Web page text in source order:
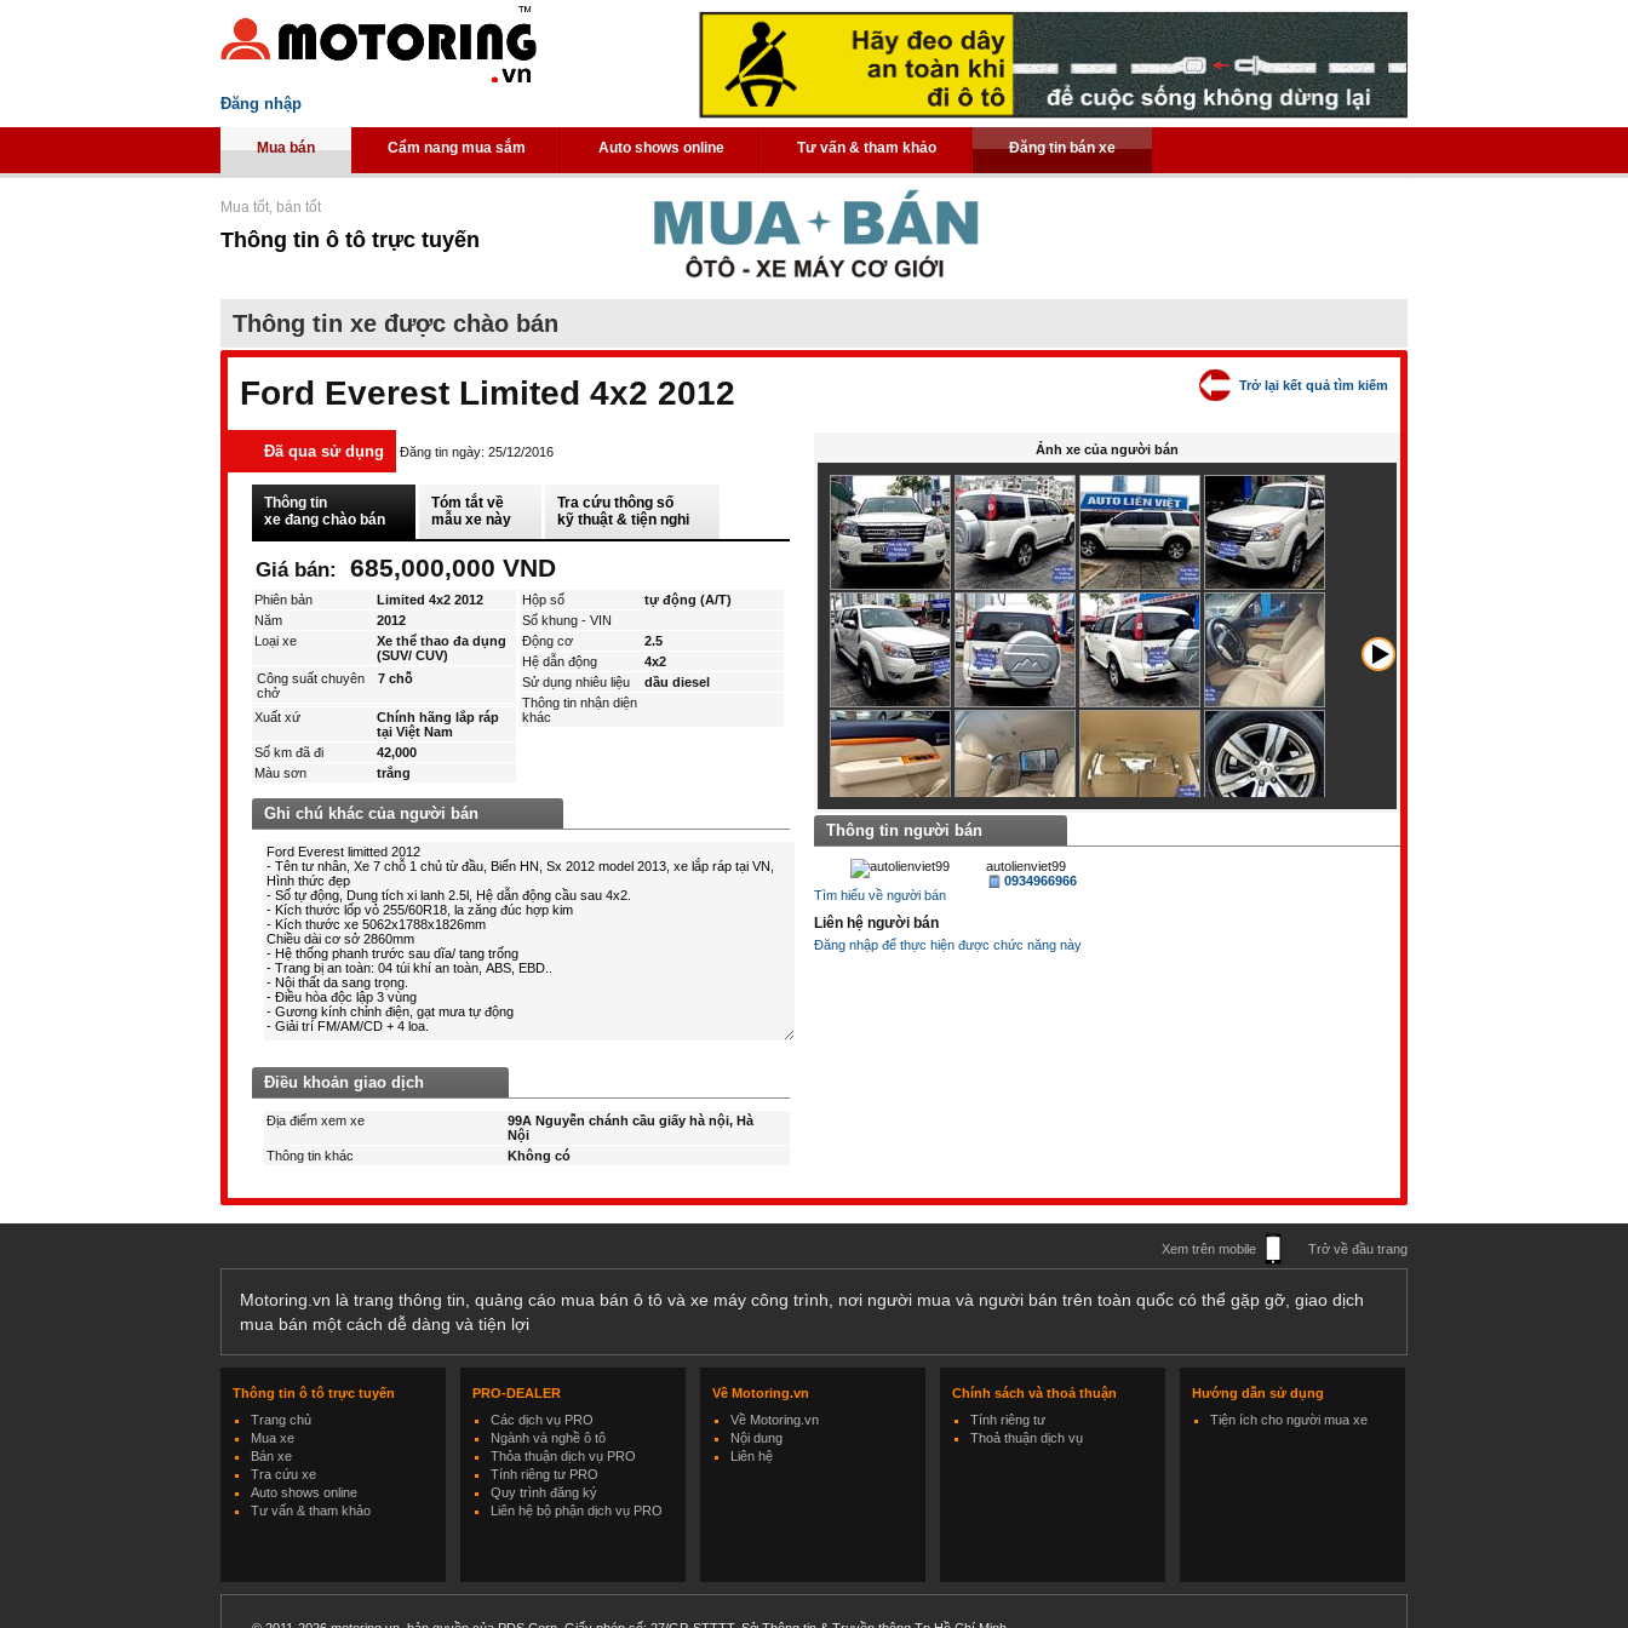
Đăng nhập
Mua bán Cẩm nang mua sắm Auto shows online Tư vấn & tham khảo Đăng tin bán xe
Mua tốt, bán tốt
Thông tin ô tô trực tuyến
Thông tin xe được chào bán
Ford Everest Limited 4x2 2012
Đã qua sử dụng Đăng tin ngày: 25/12/2016
Thông tin
xe đang chào bán
Tóm tắt về
mẫu xe này
Tra cứu thông số
kỹ thuật & tiện nghi
Giá bán: 685,000,000 VND
Phiên bản
Limited 4x2 2012
Năm
2012
Loại xe
Xe thể thao đa dụng
(SUV/ CUV)
Công suất chuyên
chở
7 chỗ
Xuất xứ
Chính hãng lắp ráp
tại Việt Nam
Số km đã đi
42,000
Màu sơn
trắng
Hộp số
tự động (A/T)
Số khung - VIN
Động cơ
2.5
Hệ dẫn động
4x2
Sử dụng nhiêu liệu
dầu diesel
Thông tin nhận diện
khác
Ghi chú khác của người bán
Điều khoản giao dịch
Địa điểm xem xe
99A Nguyễn chánh cầu giấy hà nội, Hà
Nội
Thông tin khác
Không có
Trở lại kết quả tìm kiếm
Ảnh xe của người bán
Thông tin người bán
autolienviet99
0934966966
Tìm hiểu về người bán
Liên hệ người bán
Đăng nhập để thực hiện được chức năng này
Xem trên mobile Trở về đầu trang
Motoring.vn là trang thông tin, quảng cáo mua bán ô tô và xe máy công trình, nơi người mua và người bán trên toàn quốc có thể gặp gỡ, giao dịch
mua bán một cách dễ dàng và tiện lợi
Thông tin ô tô trực tuyến
Trang chủ
Mua xe
Bán xe
Tra cứu xe
Auto shows online
Tư vấn & tham khảo
PRO-DEALER
Các dịch vụ PRO
Ngành và nghề ô tô
Thỏa thuận dịch vụ PRO
Tính riêng tư PRO
Quy trình đăng ký
Liên hệ bộ phận dịch vụ PRO
Về Motoring.vn
Về Motoring.vn
Nội dung
Liên hệ
Chính sách và thoả thuận
Tính riêng tư
Thoả thuận dịch vụ
Hướng dẫn sử dụng
Tiện ích cho người mua xe